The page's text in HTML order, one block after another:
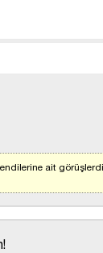
ait